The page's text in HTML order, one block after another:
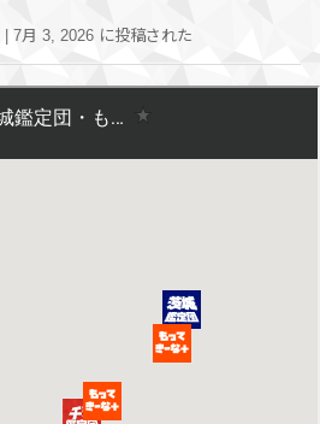
7月 3, 2026 に投稿された